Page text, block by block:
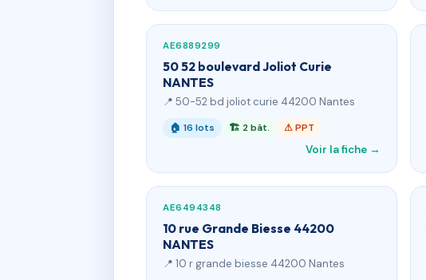
AE6889299
50 52 boulevard Joliot Curie
NANTES
📍 50-52 bd joliot curie 44200 Nantes
🏠 16 lots 🏗 2 bât. ⚠ PPT
Voir la fiche →
AE6494348
10 rue Grande Biesse 44200
NANTES
📍 10 r grande biesse 44200 Nantes